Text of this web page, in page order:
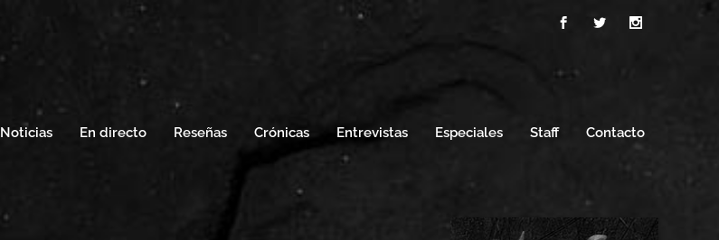
Noticias En directo Reseñas Crónicas Entrevistas Especiales Staff Contacto